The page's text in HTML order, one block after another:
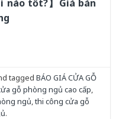
nào tốt?】Giá bán
tagged BÁO GIÁ CỬA GỖ
gỗ phòng ngủ cao cấp
ngủ thi công cửa gỗ
.